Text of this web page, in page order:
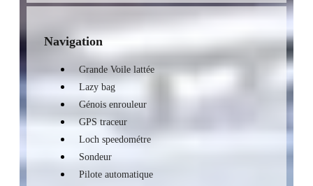
Navigation
Grande Voile lattée
Lazy bag
Génois enrouleur
GPS traceur
Loch speedométre
Sondeur
Pilote automatique